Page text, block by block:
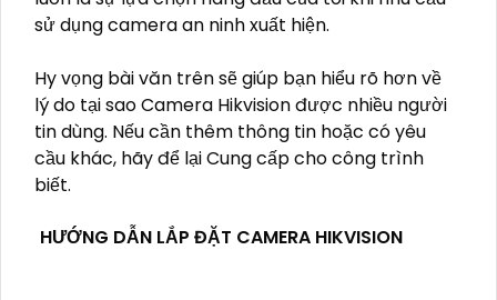
sử dụng camera an ninh xuất hiện.
Hy vọng bài văn trên sẽ giúp bạn hiểu rõ hơn về
lý do tại sao Camera Hikvision được nhiều người
tin dùng. Nếu cần thêm thông tin hoặc có yêu
cầu khác, hãy để lại Cung cấp cho công trình
biết.
HƯỚNG DẪN LẮP ĐẶT CAMERA HIKVISION